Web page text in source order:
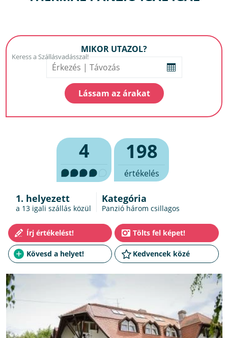
MIKOR UTAZOL?
4 198
értékelés
1. helyezett
a 13 igali szállás közül
Kategória
Panzió három csillagos